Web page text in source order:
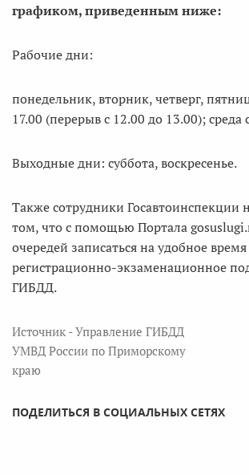
графиком, приведенным ниже:
Рабочие дни:
понедельник, вторник, четверг,
17.00 (перерыв с 12.00 до 13.00); среда
Выходные дни: суббота, воскресенье.
Также сотрудники
том, что с помощью Портала
очередей записаться на удобное
регистрационно-экзаменационное
ГИБДД.
Источник - Управление ГИБДД
УМВД России по Приморскому
краю
ПОДЕЛИТЬСЯ В СОЦИАЛЬНЫХ СЕТЯХ